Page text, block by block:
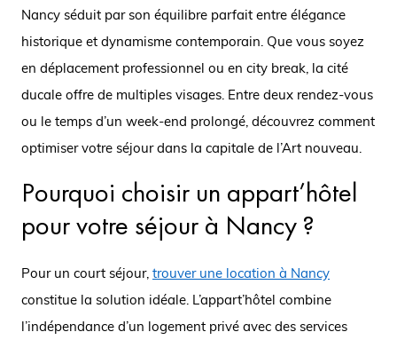
Nancy séduit par son équilibre parfait entre élégance
historique et dynamisme contemporain. Que vous soyez
en déplacement professionnel ou en city break, la cité
ducale offre de multiples visages. Entre deux rendez-vous
ou le temps d’un week-end prolongé, découvrez comment
optimiser votre séjour dans la capitale de l’Art nouveau.
Pourquoi choisir un appart’hôtel
pour votre séjour à Nancy ?
Pour un court séjour, trouver une location à Nancy
constitue la solution idéale. L’appart’hôtel combine
l’indépendance d’un logement privé avec des services